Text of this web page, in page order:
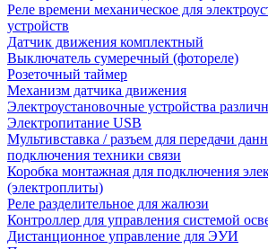
Реле времени механическое для
устройств
Датчик движения комплектный
Выключатель сумеречный (фотореле)
Розеточный таймер
Механизм датчика движения
Электроустановочные устройства
Электропитание USB
Мультивставка / разъем для передачи
подключения техники связи
Коробка монтажная для подключения
(электроплиты)
Реле разделительное для жалюзи
Контроллер для управления системой
Дистанционное управление для ЭУИ